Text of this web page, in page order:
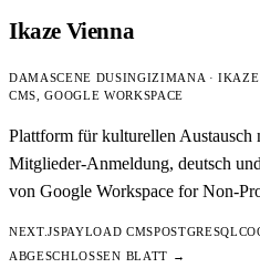
Ikaze Vienna
DAMASCENE DUSINGIZIMANA · IKAZE
CMS, GOOGLE WORKSPACE
Plattform für kulturellen Austausch
Mitglieder-Anmeldung, deutsch
von Google Workspace for Non-
NEXT.JSPAYLOAD CMSPOSTGRESQL
ABGESCHLOSSEN BLATT →